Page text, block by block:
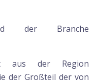
der Branche
aus der Region
der Großteil der von